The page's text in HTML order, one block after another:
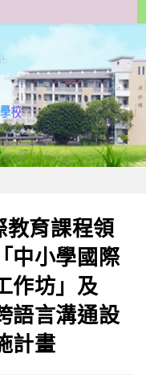
育課程領
中小學國際
作坊」及
語言溝通設
計畫